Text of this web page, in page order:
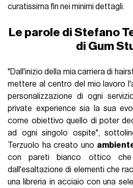
curatissima fin nei minimi dettagli.
Le parole di Stefano
di Gum
"Dall'inizio della mia carriera di
mettere al centro del mio lavoro
personalizzazione di ogni
private experience sia la sua
come obiettivo quello di poter
ad ogni singolo ospite",
Terzuolo ha creato uno
con pareti bianco ottico che
dall'esaltazione di elementi che
una libreria in acciaio con una